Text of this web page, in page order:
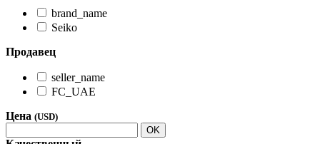
brand_name
Seiko
Продавец
seller_name
FC_UAE
Цена (USD)
OK